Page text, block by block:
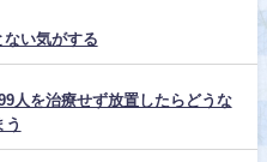
い気がする
人を治療せず放置したらどうな